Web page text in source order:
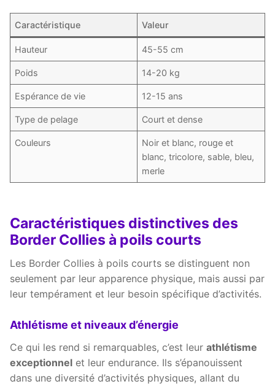
Caractéristique Valeur
Hauteur 45-55 cm
Poids 14-20 kg
Espérance de vie 12-15 ans
Type de pelage Court et dense
Couleurs
Noir et blanc, rouge et
blanc, tricolore, sable, bleu,
merle
Caractéristiques distinctives des
Border Collies à poils courts
Les Border Collies à poils courts se distinguent non
seulement par leur apparence physique, mais aussi par
leur tempérament et leur besoin spécifique d’activités.
Athlétisme et niveaux d’énergie
Ce qui les rend si remarquables, c’est leur athlétisme
exceptionnel et leur endurance. Ils s’épanouissent
dans une diversité d’activités physiques, allant du